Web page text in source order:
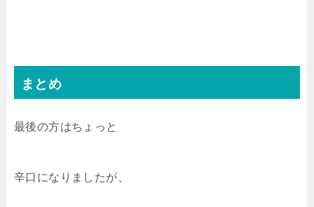
まとめ
最後の方はちょっと
辛口になりましたが、